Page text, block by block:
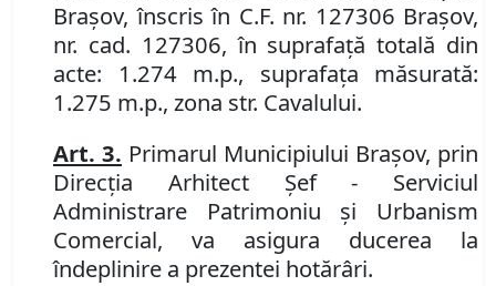
Braşov, înscris în C.F. nr. 127306 Braşov,
nr. cad. 127306, în suprafaţă totală din
acte: 1.274 m.p., suprafaţa măsurată:
1.275 m.p., zona str. Cavalului.
Art. 3. Primarul Municipiului Braşov, prin
Direcţia Arhitect Şef - Serviciul
Administrare Patrimoniu şi Urbanism
Comercial, va asigura ducerea la
îndeplinire a prezentei hotărâri.